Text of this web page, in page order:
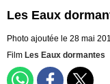
Les Eaux
Photo ajoutée le 28 mai
Film Les Eaux dormantes